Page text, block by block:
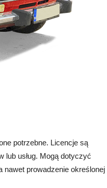
potrzebne. Licencje są
lub usług. Mogą dotyczyć
nawet prowadzenie określonej